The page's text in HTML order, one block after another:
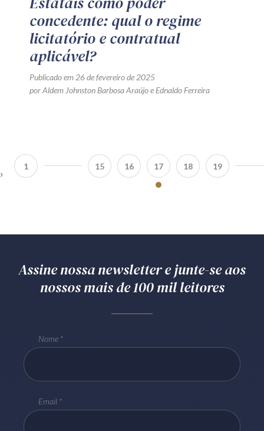
concedente: qual o regime
licitatório e contratual
aplicável?
Publicado em 26 de fevereiro de 2025
porAldem Johnston Barbosa Araújoe Ednaldo Ferreira
1 15 16 17 18 19
Assine nossa newsletter e junte-se aos
nossos mais de 100 mil leitores
Nome
Email